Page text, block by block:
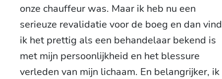
onze chauffeur was. Maar ik heb nu een
serieuze revalidatie voor de boeg en dan vind
ik het prettig als een behandelaar bekend is
met mijn persoonlijkheid en het blessure
verleden van mijn lichaam. En belangrijker, ik